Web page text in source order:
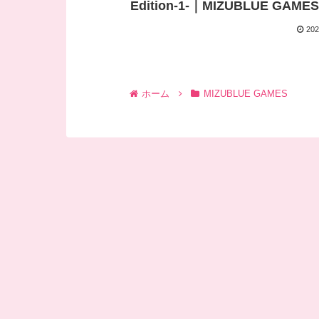
Edition-1-｜MIZUBLUE GAMES
ホーム MIZUBLUE GAMES